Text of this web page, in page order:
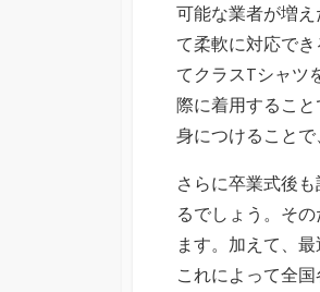
可能な業者が増
て柔軟に対応で
てクラスTシャツ
際に着用するこ
身につけること
さらに卒業式後
るでしょう。そ
ます。加えて、
これによって全